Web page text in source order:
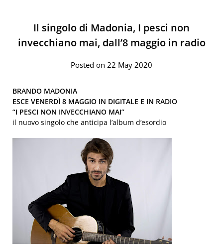
Il singolo di Madonia, I pesci non
invecchiano mai, dall’8 maggio in radio
Posted on 22 May 2020
BRANDO MADONIA
ESCE VENERDÌ 8 MAGGIO IN DIGITALE E IN RADIO
“I PESCI NON INVECCHIANO MAI”
il nuovo singolo che anticipa l’album d’esordio